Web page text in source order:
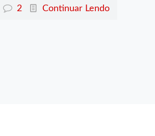
2 Continuar Lendo